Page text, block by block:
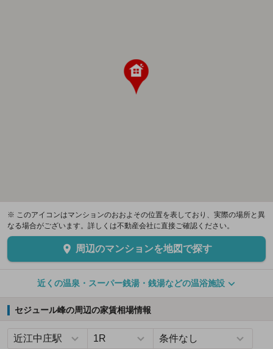
※ このアイコンはマンションのおおよその位置を表しており、実際の場所と異
なる場合がございます。詳しくは不動産会社に直接ご確認ください。
周辺のマンションを地図で探す
近くの温泉・スーパー銭湯・銭湯などの温浴施設
セジュール峰の周辺の家賃相場情報